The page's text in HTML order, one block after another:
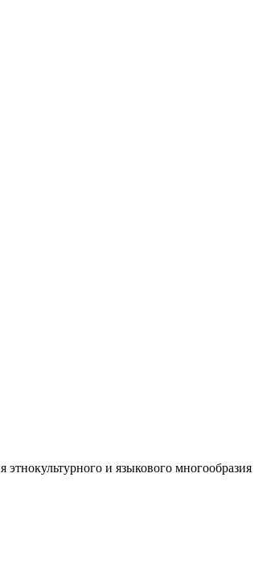
и языкового многообразия